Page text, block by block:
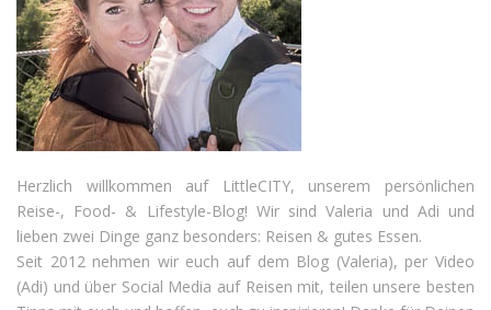
Herzlich willkommen auf LittleCITY, unserem persönlichen
Reise-, Food- & Lifestyle-Blog! Wir sind Valeria und Adi und
lieben zwei Dinge ganz besonders: Reisen & gutes Essen.
Seit 2012 nehmen wir euch auf dem Blog (Valeria), per Video
(Adi) und über Social Media auf Reisen mit, teilen unsere besten